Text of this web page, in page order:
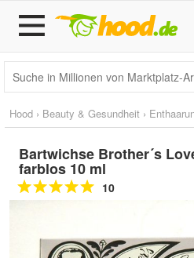
Hood › Beauty & Gesundheit ›
Bartwichse Brother´s
farblos 10 ml
10